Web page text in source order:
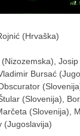
(Hrvaška)
Bursać
(Slovenija),
(Slovenija),
(Jugoslavija)